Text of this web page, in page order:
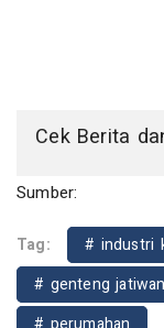
Cek Berita
Sumber:
Tag: # industri
# genteng